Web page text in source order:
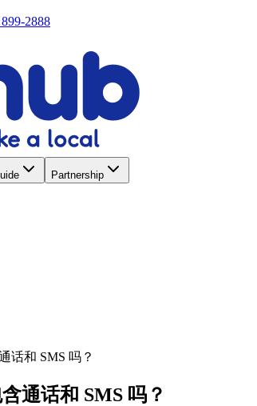
2888
Partnership
话和 SMS 吗？
通话和 SMS 吗？